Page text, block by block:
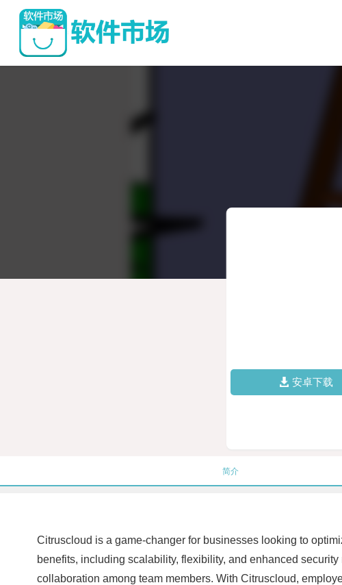
安卓下载
简介
Citruscloud is a game-changer for businesses looking to
benefits, including scalability, flexibility, and enhanced
collaboration among team members. With Citruscloud,